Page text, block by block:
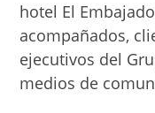
hotel El
acompañados,
ejecutivos del
medios de